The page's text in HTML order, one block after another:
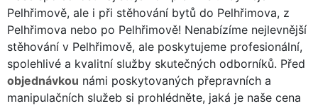
Pelhřimově, ale i při stěhování bytů do Pelhřimova, z
Pelhřimova nebo po Pelhřimově! Nenabízíme nejlevnější
stěhování v Pelhřimově, ale poskytujeme profesionální,
spolehlivé a kvalitní služby skutečných odborníků. Před
objednávkou námi poskytovaných přepravních a
manipulačních služeb si prohlédněte, jaká je naše cena